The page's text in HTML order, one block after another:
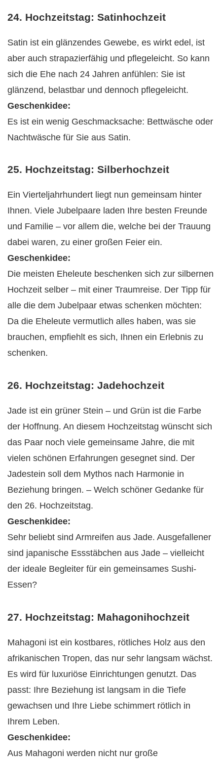
24. Hochzeitstag: Satinhochzeit
Satin ist ein glänzendes Gewebe, es wirkt edel, ist
aber auch strapazierfähig und pflegeleicht. So kann
sich die Ehe nach 24 Jahren anfühlen: Sie ist
glänzend, belastbar und dennoch pflegeleicht.
Geschenkidee:
Es ist ein wenig Geschmacksache: Bettwäsche oder
Nachtwäsche für Sie aus Satin.
25. Hochzeitstag: Silberhochzeit
Ein Vierteljahrhundert liegt nun gemeinsam hinter
Ihnen. Viele Jubelpaare laden Ihre besten Freunde
und Familie – vor allem die, welche bei der Trauung
dabei waren, zu einer großen Feier ein.
Geschenkidee:
Die meisten Eheleute beschenken sich zur silbernen
Hochzeit selber – mit einer Traumreise. Der Tipp für
alle die dem Jubelpaar etwas schenken möchten:
Da die Eheleute vermutlich alles haben, was sie
brauchen, empfiehlt es sich, Ihnen ein Erlebnis zu
schenken.
26. Hochzeitstag: Jadehochzeit
Jade ist ein grüner Stein – und Grün ist die Farbe
der Hoffnung. An diesem Hochzeitstag wünscht sich
das Paar noch viele gemeinsame Jahre, die mit
vielen schönen Erfahrungen gesegnet sind. Der
Jadestein soll dem Mythos nach Harmonie in
Beziehung bringen. – Welch schöner Gedanke für
den 26. Hochzeitstag.
Geschenkidee:
Sehr beliebt sind Armreifen aus Jade. Ausgefallener
sind japanische Essstäbchen aus Jade – vielleicht
der ideale Begleiter für ein gemeinsames Sushi-
Essen?
27. Hochzeitstag: Mahagonihochzeit
Mahagoni ist ein kostbares, rötliches Holz aus den
afrikanischen Tropen, das nur sehr langsam wächst.
Es wird für luxuriöse Einrichtungen genutzt. Das
passt: Ihre Beziehung ist langsam in die Tiefe
gewachsen und Ihre Liebe schimmert rötlich in
Ihrem Leben.
Geschenkidee:
Aus Mahagoni werden nicht nur große